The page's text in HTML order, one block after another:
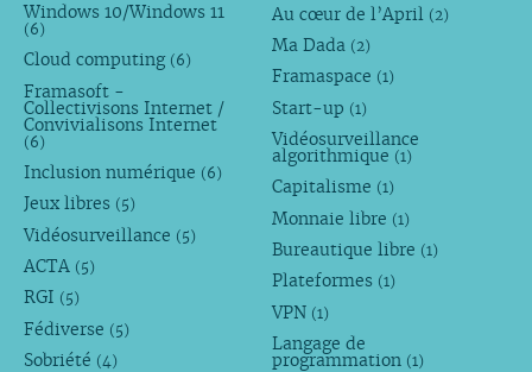
Windows 10/Windows 11
(6)
Cloud computing (6)
Framasoft -
Collectivisons Internet /
Convivialisons Internet
(6)
Inclusion numérique (6)
Jeux libres (5)
Vidéosurveillance (5)
ACTA (5)
RGI (5)
Fédiverse (5)
Sobriété (4)
Au cœur de l’April (2)
Ma Dada (2)
Framaspace (1)
Start-up (1)
Vidéosurveillance
algorithmique (1)
Capitalisme (1)
Monnaie libre (1)
Bureautique libre (1)
Plateformes (1)
VPN (1)
Langage de
programmation (1)